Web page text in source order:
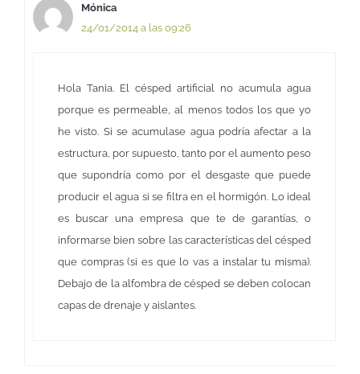
Mónica
24/01/2014 a las 09:26
Hola Tania. El césped artificial no acumula agua
porque es permeable, al menos todos los que yo
he visto. Si se acumulase agua podría afectar a la
estructura, por supuesto, tanto por el aumento peso
que supondría como por el desgaste que puede
producir el agua si se filtra en el hormigón. Lo ideal
es buscar una empresa que te de garantías, o
informarse bien sobre las características del césped
que compras (si es que lo vas a instalar tu misma).
Debajo de la alfombra de césped se deben colocan
capas de drenaje y aislantes.